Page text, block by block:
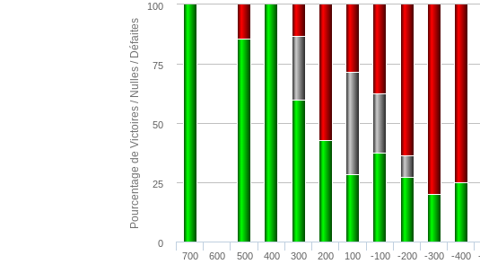
Pourcentage de Victoires / Nulles / Défaites
700 600 500 400 300 200 100 -100 -200 -300 -400
0
100
25
50
75